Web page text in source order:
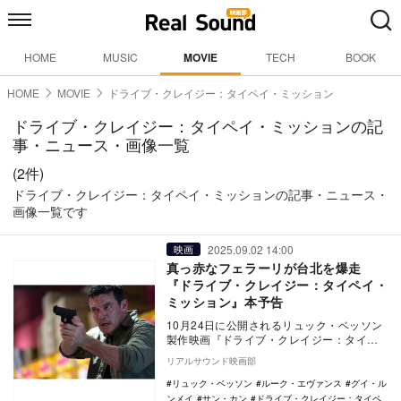
HOME MUSIC MOVIE TECH BOOK
HOME MOVIE ドライブ・クレイジー：タイペイ・ミッション
ドライブ・クレイジー：タイペイ・ミッションの記
事・ニュース・画像一覧
(2件)
ドライブ・クレイジー：タイペイ・ミッションの記事・ニュース・
画像一覧です
映画 2025.09.02 14:00
真っ赤なフェラーリが台北を爆走
『ドライブ・クレイジー：タイペイ・
ミッション』本予告
10月24日に公開されるリュック・ベッソン
製作映画『ドライブ・クレイジー：タイペ
イ・ミッション』の本予告が公開された。
本作…
リアルサウンド映画部
リュック・ベッソン
ルーク・エヴァンス
グイ・ル
ンメイ
サン・カン
ドライブ・クレイジー：タイペ